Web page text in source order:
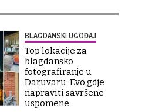
BLAGDANSKI UGOĐAJ
Top lokacije za
blagdansko
fotografiranje u
Daruvaru: Evo gdje
napraviti savršene
uspomene